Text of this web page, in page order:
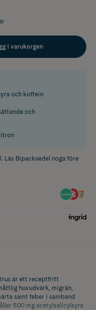
i varukorgen
och koffein
och
Läs Bipacksedel noga före
är ett receptfritt
huvudvärk, migrän,
samt feber i samband
500 mg acetylsalicylsyra